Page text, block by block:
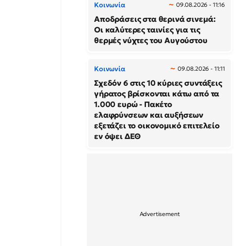
Κοινωνία 09.08.2026 - 11:16
Αποδράσεις στα θερινά σινεμά:
Οι καλύτερες ταινίες για τις
θερμές νύχτες του Αυγούστου
Κοινωνία 09.08.2026 - 11:11
Σχεδόν 6 στις 10 κύριες συντάξεις
γήρατος βρίσκονται κάτω από τα
1.000 ευρώ - Πακέτο
ελαφρύνσεων και αυξήσεων
εξετάζει το οικονομικό επιτελείο
εν όψει ΔΕΘ